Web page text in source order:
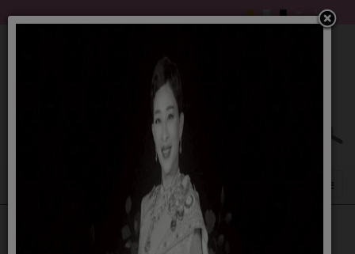
การติดตามและประเมินผลแผนพัฒนา ประจำปี